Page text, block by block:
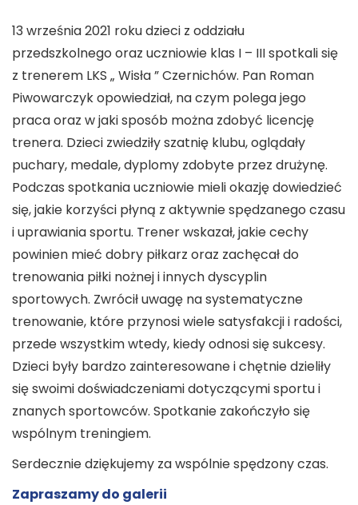
13 września 2021 roku dzieci z oddziału
przedszkolnego oraz uczniowie klas I – III spotkali się
z trenerem LKS „ Wisła ” Czernichów. Pan Roman
Piwowarczyk opowiedział, na czym polega jego
praca oraz w jaki sposób można zdobyć licencję
trenera. Dzieci zwiedziły szatnię klubu, oglądały
puchary, medale, dyplomy zdobyte przez drużynę.
Podczas spotkania uczniowie mieli okazję dowiedzieć
się, jakie korzyści płyną z aktywnie spędzanego czasu
i uprawiania sportu. Trener wskazał, jakie cechy
powinien mieć dobry piłkarz oraz zachęcał do
trenowania piłki nożnej i innych dyscyplin
sportowych. Zwrócił uwagę na systematyczne
trenowanie, które przynosi wiele satysfakcji i radości,
przede wszystkim wtedy, kiedy odnosi się sukcesy.
Dzieci były bardzo zainteresowane i chętnie dzieliły
się swoimi doświadczeniami dotyczącymi sportu i
znanych sportowców. Spotkanie zakończyło się
wspólnym treningiem.
Serdecznie dziękujemy za wspólnie spędzony czas.
Zapraszamy do galerii